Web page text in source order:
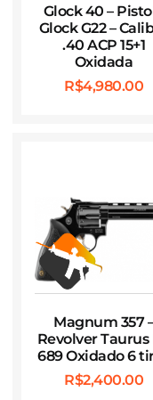
Glock 40 –
Glock G22 –
.40 ACP 15+1
Oxidada
R$4,980.00
Magnum 357
Revolver Taurus
689 Oxidado 6
R$2,400.00